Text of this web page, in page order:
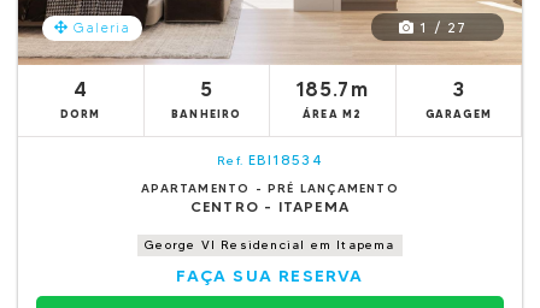
Galeria 1 / 27
4
DORM
5
BANHEIRO
185.7m
ÁREA M2
3
GARAGEM
Ref. EBI18534
APARTAMENTO - PRÉ LANÇAMENTO
CENTRO - ITAPEMA
George VI Residencial em Itapema
FAÇA SUA RESERVA